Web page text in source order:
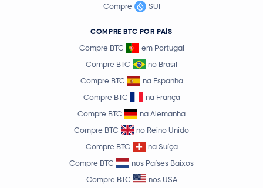
Compre
SUI
COMPRE BTC POR PAÍS
Compre BTC
em Portugal
Compre BTC
no Brasil
Compre BTC
na Espanha
Compre BTC
na França
Compre BTC
na Alemanha
Compre BTC
no Reino Unido
Compre BTC
na Suíça
Compre BTC
nos Países Baixos
Compre BTC
nos USA